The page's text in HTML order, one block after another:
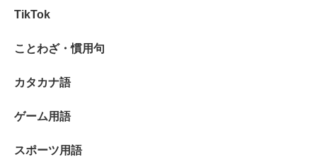
TikTok
ことわざ・慣用句
カタカナ語
ゲーム用語
スポーツ用語